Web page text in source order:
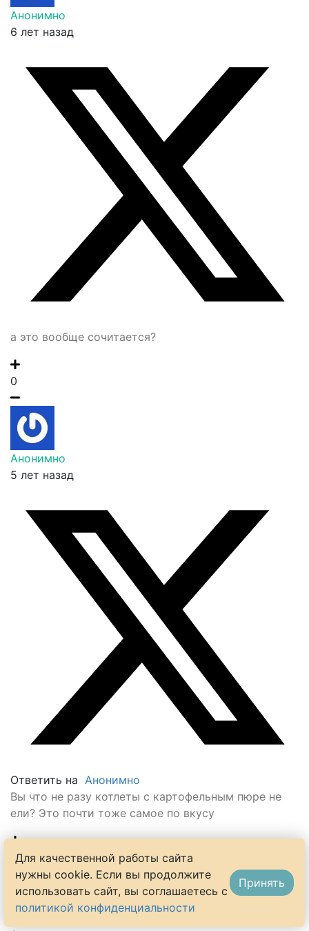
Анонимно
6 лет назад
а это вообще сочитается?
0
Анонимно
5 лет назад
Ответить на Анонимно
Вы что не разу котлеты с картофельным пюре не
ели? Это почти тоже самое по вкусу
0Для качественной работы сайта
нужны cookie. Если вы продолжите
использовать сайт, вы соглашаетесь с
политикой конфиденциальности
Принять